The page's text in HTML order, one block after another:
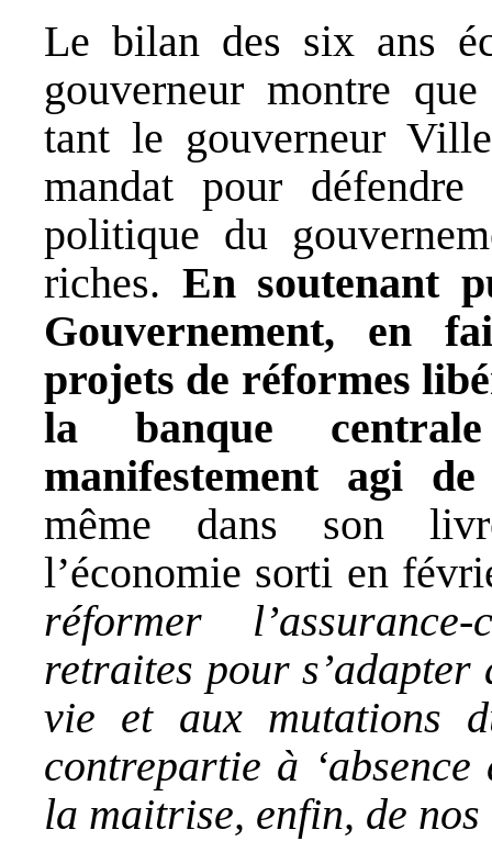
Le bilan des six ans
gouverneur montre
tant le gouverneur
mandat pour
politique du
riches. En soutenant
Gouvernement, en
projets de réformes
la banque
manifestement agi
même dans son
l’économie sorti en
réformer
retraites pour s’adapter
vie et aux mutations
contrepartie à
la maitrise, enfin, de nos